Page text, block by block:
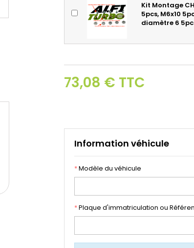
Kit Montage
5pcs, M6x10
diamètre 6
73,08 € TTC
Information véhicule
*Modèle du véhicule
*Plaque d'immatriculation ou